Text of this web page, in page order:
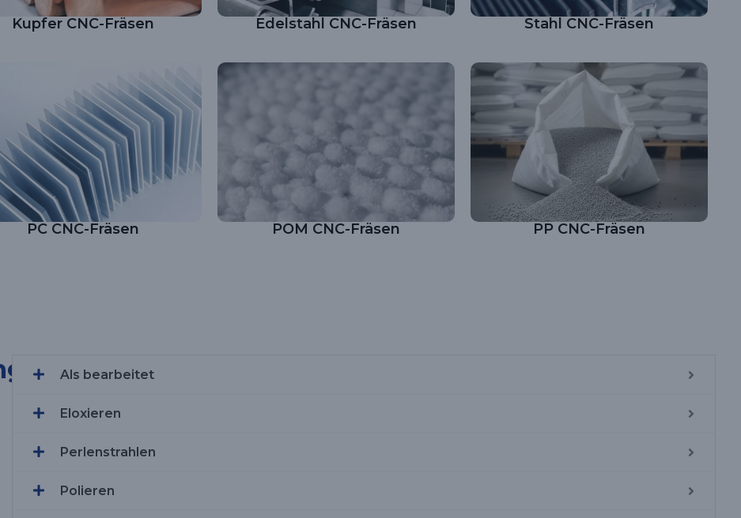
Kupfer CNC-Fräsen Edelstahl CNC-Fräsen Stahl CNC-Fräsen
PC CNC-Fräsen POM CNC-Fräsen PP CNC-Fräsen
Als bearbeitet
Eloxieren
Perlenstrahlen
Polieren